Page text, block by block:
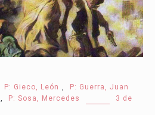
P: Gieco, León ,
P: Guerra, Juan
, P: Sosa, Mercedes
3 de